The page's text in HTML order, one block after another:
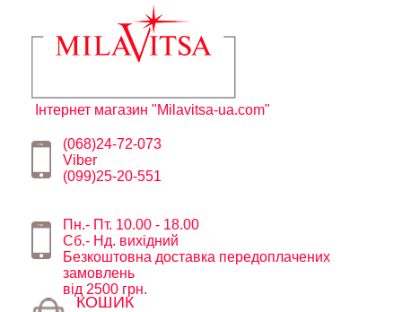
Інтернет магазин "Milavitsa-ua.com"
(068)24-72-073
Viber
(099)25-20-551
Пн.- Пт. 10.00 - 18.00
Сб.- Нд. вихідний
Безкоштовна доставка передоплачених
замовлень
від 2500 грн.
КОШИК